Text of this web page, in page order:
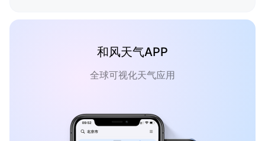
和风天气APP
全球可视化天气应用